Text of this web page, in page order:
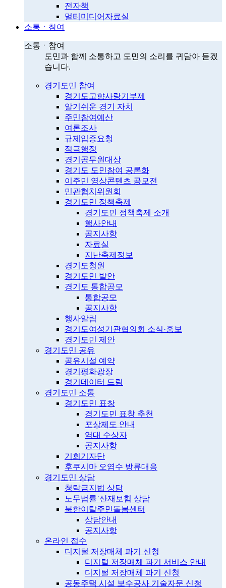
전자책
멀티미디어자료실
소통ㆍ참여
소통ㆍ참여
도민과 함께 소통하고 도민의 소리를 귀담아 듣겠
습니다.
경기도민 참여
경기도고향사랑기부제
알기쉬운 경기 자치
주민참여예산
여론조사
규제입증요청
적극행정
경기공무원대상
경기도 도민참여 공론화
이주민 영상콘텐츠 공모전
민관협치위원회
경기도민 정책축제
경기도민 정책축제 소개
행사안내
공지사항
자료실
지난축제정보
경기도청원
경기도민 발안
경기도 통합공모
통합공모
공지사항
행사알림
경기도여성기관협의회 소식·홍보
경기도민 제안
경기도민 공유
공유시설 예약
경기평화광장
경기데이터 드림
경기도민 소통
경기도민 표창
경기도민 표창 추천
포상제도 안내
역대 수상자
공지사항
기회기자단
후쿠시마 오염수 방류대응
경기도민 상담
청탁금지법 상담
노무법률˙산재보험 상담
북한이탈주민돌봄센터
상담안내
공지사항
온라인 접수
디지털 저장매체 파기 신청
디지털 저장매체 파기 서비스 안내
디지털 저장매체 파기 신청
공동주택 시설 보수공사 기술자문 신청